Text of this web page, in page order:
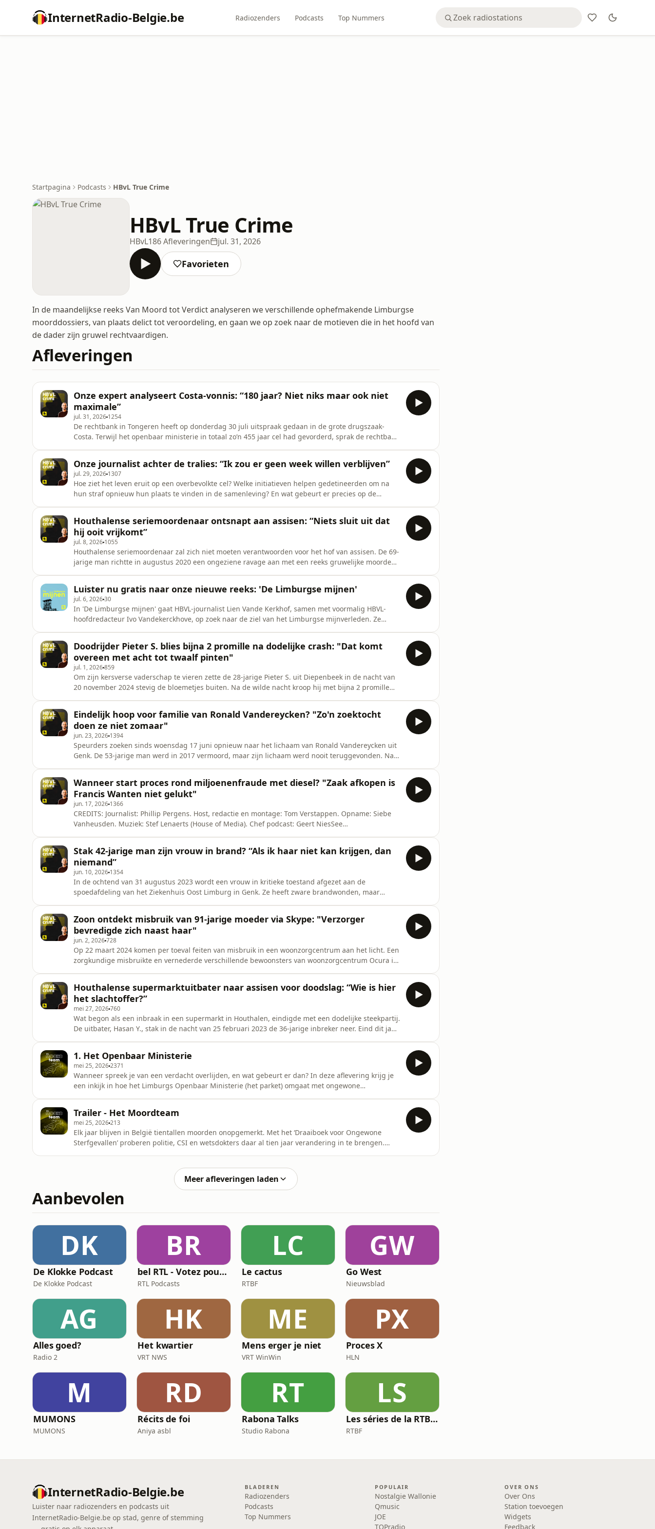
InternetRadio-Belgie.be Radiozenders Podcasts Top Nummers
Startpagina Podcasts HBvL True Crime
HBvL True Crime
HBvL186 Afleveringen jul. 31, 2026
Favorieten
In de maandelijkse reeks Van Moord tot Verdict analyseren we verschillende ophefmakende Limburgse
moorddossiers, van plaats delict tot veroordeling, en gaan we op zoek naar de motieven die in het hoofd van
de dader zijn gruwel rechtvaardigen.
Afleveringen
Onze expert analyseert Costa-vonnis: “180 jaar? Niet niks maar ook niet
maximale”
jul. 31, 2026 1254
De rechtbank in Tongeren heeft op donderdag 30 juli uitspraak gedaan in de grote drugszaak-
Costa. Terwijl het openbaar ministerie in totaal zo’n 455 jaar cel had gevorderd, sprak de rechtbank
Muziek: Stef
Onze journalist achter de tralies: “Ik zou er geen week willen verblijven”
jul. 29, 2026 1307
Hoe ziet het leven eruit op een overbevolkte cel? Welke initiatieven helpen gedetineerden om na
hun straf opnieuw hun plaats te vinden in de samenleving? En wat gebeurt er precies op de
Verstappen. Muziek: Stef
Houthalense seriemoordenaar ontsnapt aan assisen: “Niets sluit uit dat
hij ooit vrijkomt”
jul. 8, 2026 1055
Houthalense seriemoordenaar zal zich niet moeten verantwoorden voor het hof van assisen. De 69-
jarige man richtte in augustus 2020 een ongeziene ravage aan met een reeks gruwelijke moorden,
en montage: Tom Vers
Luister nu gratis naar onze nieuwe reeks: 'De Limburgse mijnen'
jul. 6, 202630
In 'De Limburgse mijnen' gaat HBVL-journalist Lien Vande Kerkhof, samen met voormalig HBVL-
hoofdredacteur Ivo Vandekerckhove, op zoek naar de ziel van het Limburgse mijnverleden. Ze
langs herinneringen, erfgoed
Doodrijder Pieter S. blies bijna 2 promille na dodelijke crash: "Dat komt
overeen met acht tot twaalf pinten"
jul. 1, 2026859
Om zijn kersverse vaderschap te vieren zette de 28-jarige Pieter S. uit Diepenbeek in de nacht van
20 november 2024 stevig de bloemetjes buiten. Na de wilde nacht kroop hij met bijna 2 promille
Pergens. Host,
Eindelijk hoop voor familie van Ronald Vandereycken? "Zo'n zoektocht
doen ze niet zomaar"
jun. 23, 2026 1394
Speurders zoeken sinds woensdag 17 juni opnieuw naar het lichaam van Ronald Vandereycken uit
Genk. De 53-jarige man werd in 2017 vermoord, maar zijn lichaam werd nooit teruggevonden. Na
ontkennen. ­ CREDITS: Jo
Wanneer start proces rond miljoenenfraude met diesel? "Zaak afkopen is
Francis Wanten niet gelukt"
jun. 17, 2026 1366
CREDITS: Journalist: Phillip Pergens. Host, redactie en montage: Tom Verstappen. Opname: Siebe
Vanheusden. Muziek: Stef Lenaerts (House of Media). Chef podcast: Geert NiesSee
Stak 42-jarige man zijn vrouw in brand? “Als ik haar niet kan krijgen, dan
niemand”
jun. 10, 2026 1354
In de ochtend van 31 augustus 2023 wordt een vrouw in kritieke toestand afgezet aan de
spoedafdeling van het Ziekenhuis Oost Limburg in Genk. Ze heeft zware brandwonden, maar
CREDITS: Journalist: Phillip Per
Zoon ontdekt misbruik van 91-jarige moeder via Skype: "Verzorger
bevredigde zich naast haar"
jun. 2, 2026728
Op 22 maart 2024 komen per toeval feiten van misbruik in een woonzorgcentrum aan het licht. Een
zorgkundige misbruikte en vernederde verschillende bewoonsters van woonzorgcentrum Ocura in
Geert Houben. Host, redactie
Houthalense supermarktuitbater naar assisen voor doodslag: “Wie is hier
het slachtoffer?”
mei 27, 2026760
Wat begon als een inbraak in een supermarkt in Houthalen, eindigde met een dodelijke steekpartij.
De uitbater, Hasan Y., stak in de nacht van 25 februari 2023 de 36-jarige inbreker neer. Eind dit jaar
monta
1. Het Openbaar Ministerie
mei 25, 20262371
Wanneer spreek je van een verdacht overlijden, en wat gebeurt er dan? In deze aflevering krijg je
een inkijk in hoe het Limburgs Openbaar Ministerie (het parket) omgaat met ongewone
politie, CSI en de wetsdokter s
Trailer - Het Moordteam
mei 25, 2026213
Elk jaar blijven in België tientallen moorden onopgemerkt. Met het ‘Draaiboek voor Ongewone
Sterfgevallen’ proberen politie, CSI en wetsdokters daar al tien jaar verandering in te brengen.
Meer afleveringen laden
Aanbevolen
DK
De Klokke Podcast
De Klokke Podcast
BR
bel RTL - Votez pour moi
RTL Podcasts
LC
Le cactus
RTBF
GW
Go West
Nieuwsblad
AG
Alles goed?
Radio 2
HK
Het kwartier
VRT NWS
ME
Mens erger je niet
VRT WinWin
PX
Proces X
HLN
M
MUMONS
MUMONS
RD
Récits de foi
Aniya asbl
RT
Rabona Talks
Studio Rabona
LS
Les séries de la RTBF : Histoire(s)
RTBF
InternetRadio-Belgie.be
Luister naar radiozenders en podcasts uit
InternetRadio-Belgie.be op stad, genre of stemming
BLADEREN
Radiozenders
Podcasts
Top Nummers
POPULAIR
Nostalgie Wallonie
Qmusic
JOE
TOPradio
OVER ONS
Over Ons
Station toevoegen
Widgets
Feedback